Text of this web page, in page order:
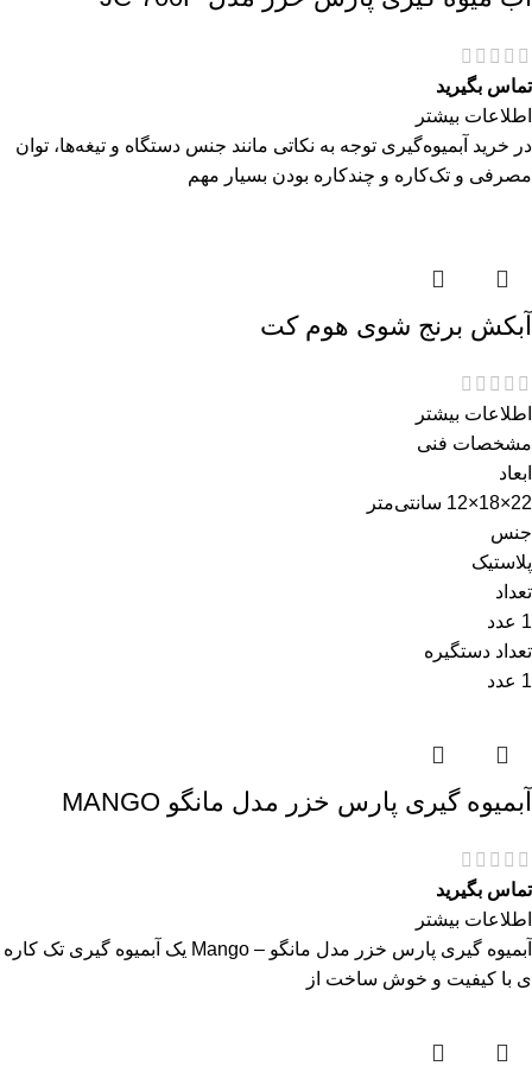
تماس بگیرید
اطلاعات بیشتر
در خرید آبمیوه‌گیری توجه به نکاتی مانند جنس دستگاه و تیغه‌ها، توان
مصرفی و تک‌کاره و چندکاره بودن بسیار مهم
آبکش برنج شوی هوم کت
اطلاعات بیشتر
مشخصات فنی
ابعاد
22×18×12 سانتی‌متر
جنس
پلاستیک
تعداد
1 عدد
تعداد دستگیره
1 عدد
آبمیوه گیری پارس خزر مدل مانگو MANGO
تماس بگیرید
اطلاعات بیشتر
آبمیوه گیری پارس خزر مدل مانگو – Mango یک آبمیوه گیری تک کاره
ی با کیفیت و خوش ساخت از